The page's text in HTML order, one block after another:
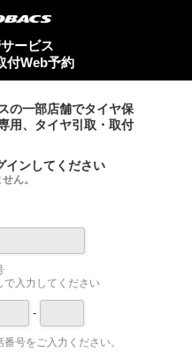
ービス
付Web予約
の一部店舗でタイヤ保
用、タイヤ引取・取付
インしてください
ん。
入力してください
-
号をご入力ください。